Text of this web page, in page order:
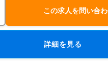
この求人を問い合
詳細を見る